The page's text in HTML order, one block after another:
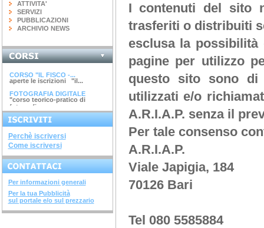
ATTIVITA'
SERVIZI
PUBBLICAZIONI
ARCHIVIO NEWS
INGEGNERIA DEL...
terminato il corso di 20 ore...
CORSO "IL FISCO -...
aperte le iscrizioni "il...
FOTOGRAFIA DIGITALE
"corso teorico-pratico di
fotografia...
ARGINI, SPONDE E...
corso di 4 ore argini, spinde
e...
DIAGNOSTICA...
avviato il corso di 28 ore...
SISTEMI COSTRUTTIVI...
terminato il corso di 32 ore...
NUOVI DECRETI SU...
terminato il...
METODOLOGIE...
terminato il corso di 28...
SOVRASTRUTTURE...
terminato il corso di 12 ore...
Perchè iscriversi
Come iscriversi
Per informazioni generali
Per la tua Pubblicità
sul portale e/o sul prezzario
I contenuti del sito
trasferiti o distribuiti
esclusa la
pagine per utilizzo
questo sito sono
utilizzati e/o
A.R.I.A.P. senza il
Per tale consenso
A.R.I.A.P.
Viale Japigia, 184
70126 Bari
Tel 080 5585884